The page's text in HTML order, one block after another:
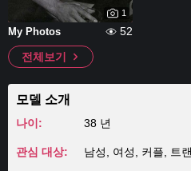
1
My Photos
52
전체보기
모델 소개
나이: 38 년
관심 대상: 남성, 여성, 커플, 트